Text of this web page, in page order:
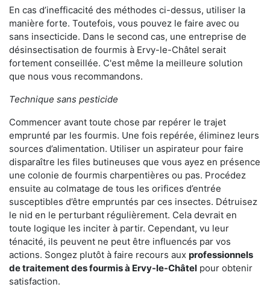
En cas d’inefficacité des méthodes ci-dessus, utiliser la
manière forte. Toutefois, vous pouvez le faire avec ou
sans insecticide. Dans le second cas, une entreprise de
désinsectisation de fourmis à Ervy-le-Châtel serait
fortement conseillée. C'est même la meilleure solution
que nous vous recommandons.
Technique sans pesticide
Commencer avant toute chose par repérer le trajet
emprunté par les fourmis. Une fois repérée, éliminez leurs
sources d’alimentation. Utiliser un aspirateur pour faire
disparaître les files butineuses que vous ayez en présence
une colonie de fourmis charpentières ou pas. Procédez
ensuite au colmatage de tous les orifices d’entrée
susceptibles d’être empruntés par ces insectes. Détruisez
le nid en le perturbant régulièrement. Cela devrait en
toute logique les inciter à partir. Cependant, vu leur
ténacité, ils peuvent ne peut être influencés par vos
actions. Songez plutôt à faire recours aux professionnels
de traitement des fourmis à Ervy-le-Châtel pour obtenir
satisfaction.